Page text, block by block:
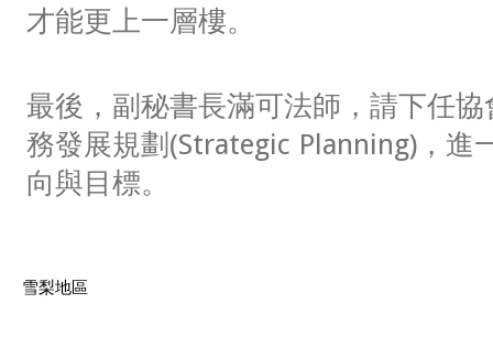
才能更上一層樓。
最後，副秘書長滿可法師，請下任
務發展規劃(Strategic Planning)，進
向與目標。
雪梨地區